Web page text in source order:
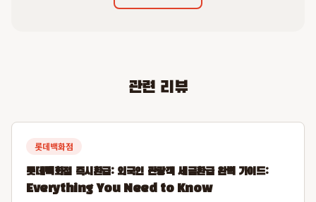
관련 리뷰
롯데백화점
롯데백화점 즉시환급: 외국인 관광객 세금환급 완벽 가이드:
Everything You Need to Know